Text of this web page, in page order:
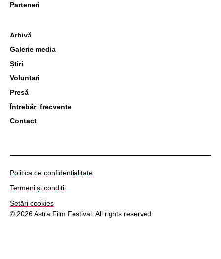
Arhivă
Galerie media
Știri
Voluntari
Presă
Întrebări frecvente
Contact
Parteneri
Politica de confidențialitate
Termeni și condiții
Setări cookies
© 2026 Astra Film Festival. All rights reserved.